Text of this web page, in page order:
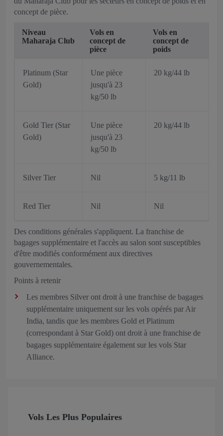
concept de pièce.
Niveau
Maharaja Club
Vols en
concept de
pièce
Vols en
concept de
poids
Platinum (Star
Gold)
Une pièce
jusqu'à 23
kg/50 lb
20 kg/44 lb
Gold Tier (Star
Gold)
Une pièce
jusqu'à 23
kg/50 lb
20 kg/44 lb
Silver Tier Nil 5 kg/11 lb
Red Tier Nil Nil
Des conditions générales s'appliquent. La franchise de
bagages supplémentaire et l'accès au salon sont susceptibles
d'être modifiés conformément aux directives
gouvernementales.
Points à retenir
Les membres Silver ont droit à une franchise de bagages
supplémentaire uniquement sur les vols opérés par Air
India, tandis que les membres Gold et Platinum
(correspondant à Star Gold) ont droit à une franchise de
bagages supplémentaire également sur les vols Star
Alliance.
Vols Les Plus Populaires